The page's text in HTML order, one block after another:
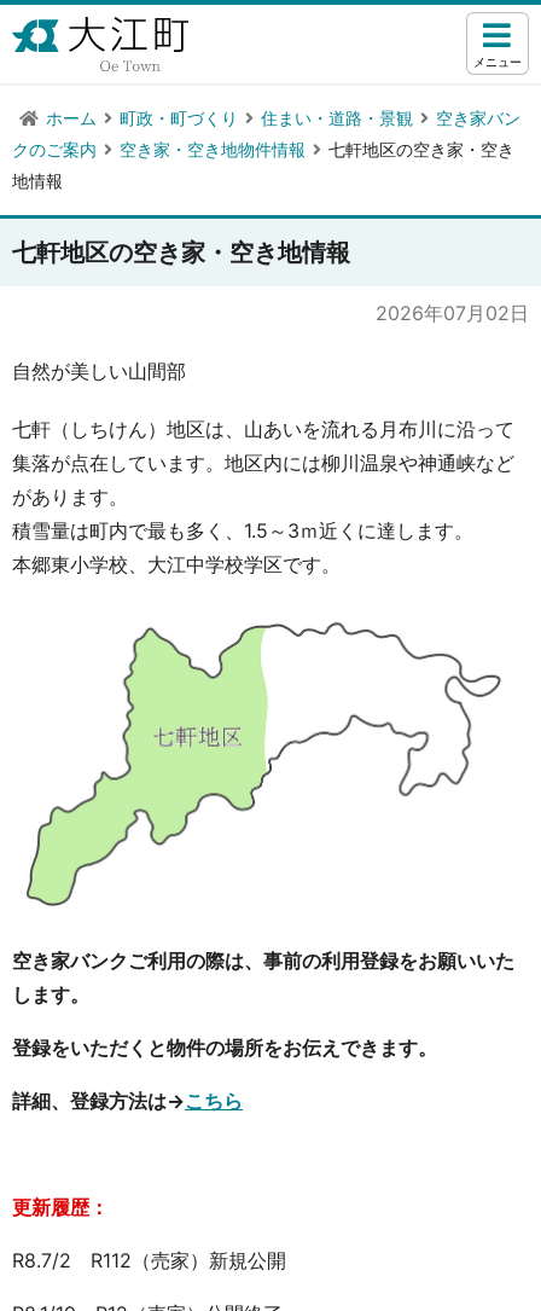
メニュー
ホーム 町政・町づくり 住まい・道路・景観
空き家バン
クのご案内
空き家・空き地物件情報
七軒地区の空き家・空き
地情報
七軒地区の空き家・空き地情報
2026年07月02日
自然が美しい山間部
七軒（しちけん）地区は、山あいを流れる月布川に沿って
集落が点在しています。地区内には柳川温泉や神通峡など
があります。
積雪量は町内で最も多く、1.5～3ｍ近くに達します。
本郷東小学校、大江中学校学区です。
空き家バンクご利用の際は、事前の利用登録をお願いいた
します。
登録をいただくと物件の場所をお伝えできます。
詳細、登録方法は→こちら
更新履歴：
R8.7/2 R112（売家）新規公開